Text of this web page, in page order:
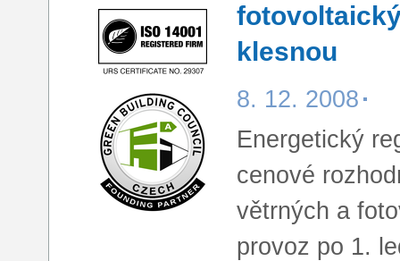
klesnou
8. 12. 2008
Energetický
cenové
větrných a
provoz po 1.